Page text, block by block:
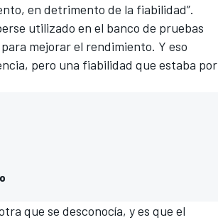
en detrimento de la fiabilidad”.
utilizado en el banco de pruebas
mejorar el rendimiento. Y eso
pero una fiabilidad que estaba por
que se desconocía, y es que el